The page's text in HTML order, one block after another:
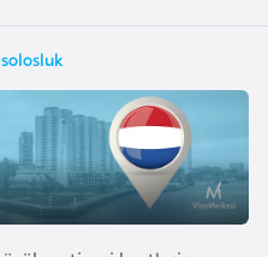
e
ş
i